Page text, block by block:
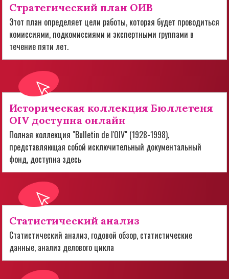
Стратегический план ОИВ
Этот план определяет цели работы, которая будет проводиться
комиссиями, подкомиссиями и экспертными группами в
течение пяти лет.
Историческая коллекция Бюллетеня
OIV доступна онлайн
Полная коллекция "Bulletin de l'OIV" (1928-1998),
представляющая собой исключительный документальный
фонд, доступна здесь
Статистический анализ
Статистический анализ, годовой обзор, статистические
данные, анализ делового цикла